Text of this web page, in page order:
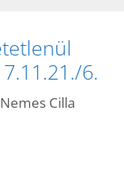
6.
Nemes Cilla